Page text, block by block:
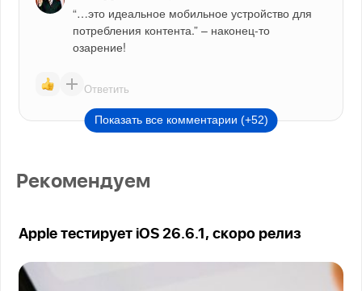
“…это идеальное мобильное устройство для
потребления контента.” – наконец-то
озарение!
Ответить
Показать все комментарии (+52)
Рекомендуем
Apple тестирует iOS 26.6.1, скоро релиз